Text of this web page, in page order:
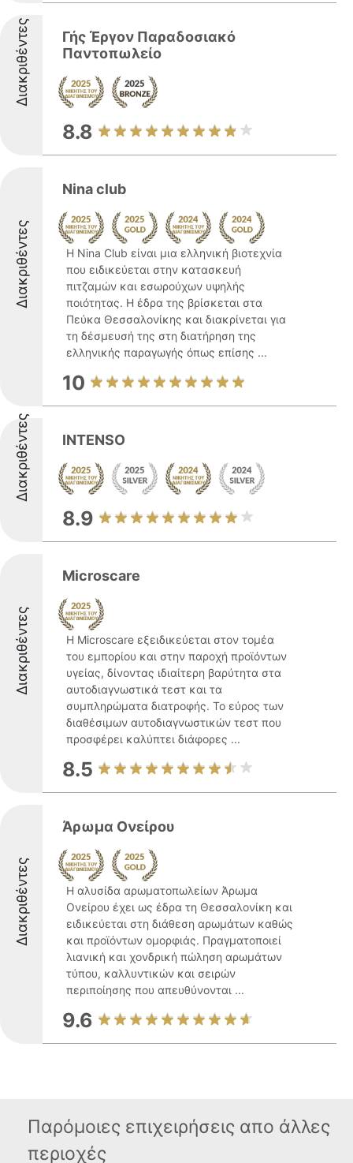
Διακριθέντες
Γής Έργον Παραδοσιακό
Παντοπωλείο
8.8
Διακριθέντες
Nina club
Η Nina Club είναι μια ελληνική βιοτεχνία
που ειδικεύεται στην κατασκευή
πιτζαμών και εσωρούχων υψηλής
ποιότητας. Η έδρα της βρίσκεται στα
Πεύκα Θεσσαλονίκης και διακρίνεται για
τη δέσμευσή της στη διατήρηση της
ελληνικής παραγωγής όπως επίσης ...
10
Διακριθέντες INTENSO
8.9
Διακριθέντες
Microscare
Η Microscare εξειδικεύεται στον τομέα
του εμπορίου και στην παροχή προϊόντων
υγείας, δίνοντας ιδιαίτερη βαρύτητα στα
αυτοδιαγνωστικά τεστ και τα
συμπληρώματα διατροφής. Το εύρος των
διαθέσιμων αυτοδιαγνωστικών τεστ που
προσφέρει καλύπτει διάφορες ...
8.5
Διακριθέντες
Άρωμα Ονείρου
Η αλυσίδα αρωματοπωλείων Άρωμα
Ονείρου έχει ως έδρα τη Θεσσαλονίκη και
ειδικεύεται στη διάθεση αρωμάτων καθώς
και προϊόντων ομορφιάς. Πραγματοποιεί
λιανική και χονδρική πώληση αρωμάτων
τύπου, καλλυντικών και σειρών
περιποίησης που απευθύνονται ...
9.6
Παρόμοιες επιχειρήσεις απο άλλες
περιοχές